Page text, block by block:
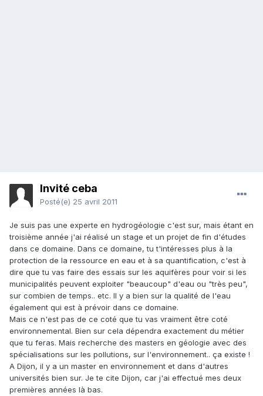
Invité ceba
Posté(e) 25 avril 2011
Je suis pas une experte en hydrogéologie c'est sur, mais étant en
troisième année j'ai réalisé un stage et un projet de fin d'études
dans ce domaine. Dans ce domaine, tu t'intéresses plus à la
protection de la ressource en eau et à sa quantification, c'est à
dire que tu vas faire des essais sur les aquifères pour voir si les
municipalités peuvent exploiter "beaucoup" d'eau ou "très peu",
sur combien de temps.. etc. Il y a bien sur la qualité de l'eau
également qui est à prévoir dans ce domaine.
Mais ce n'est pas de ce coté que tu vas vraiment être coté
environnemental. Bien sur cela dépendra exactement du métier
que tu feras. Mais recherche des masters en géologie avec des
spécialisations sur les pollutions, sur l'environnement.. ça existe !
A Dijon, il y a un master en environnement et dans d'autres
universités bien sur. Je te cite Dijon, car j'ai effectué mes deux
premières années là bas.